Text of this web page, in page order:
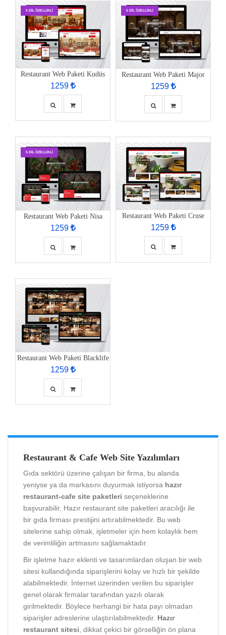
5 DIL ÖZELLIKLI
Restaurant Web Paketi Kudüs
1259
5 DIL ÖZELLIKLI
Restaurant Web Paketi Major
1259
5 DIL ÖZELLIKLI
Restaurant Web Paketi Nisa
1259
Restaurant Web Paketi Cruse
1259
Restaurant Web Paketi Blacklife
1259
Restaurant & Cafe Web Site Yazılımları
Gıda sektörü üzerine çalışan bir firma, bu alanda
yeniyse ya da markasını duyurmak istiyorsa hazır
restaurant-cafe site paketleri seçeneklerine
başvurabilir. Hazır restaurant site paketleri aracılığı ile
bir gıda firması prestijini artırabilmektedir. Bu web
sitelerine sahip olmak, işletmeler için hem kolaylık hem
de verimliliğin artmasını sağlamaktadır.
Bir işletme hazır eklenti ve tasarımlardan oluşan bir web
sitesi kullandığında siparişlerini kolay ve hızlı bir şekilde
alabilmektedir. İnternet üzerinden verilen bu siparişler
genel olarak firmalar tarafından yazılı olarak
girilmektedir. Böylece herhangi bir hata payı olmadan
siparişler adreslerine ulaştırılabilmektedir. Hazır
restaurant sitesi, dikkat çekici bir görselliğin ön plana